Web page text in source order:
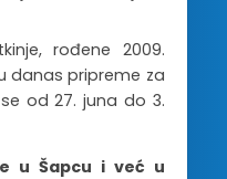
rođene 2009.
danas pripreme za
od 27. juna do 3.
u Šapcu i već u